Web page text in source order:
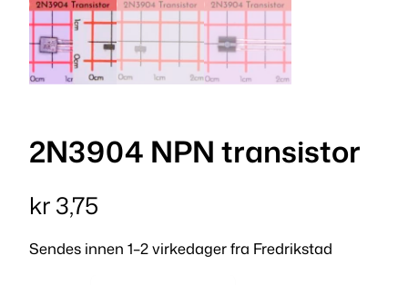
2N3904 NPN transistor
kr3,75
Sendes innen 1–2 virkedager fra Fredrikstad